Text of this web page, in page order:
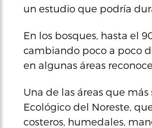
un estudio que podría
En los bosques, hasta el
cambiando poco a poco
en algunas áreas
Una de las áreas que
Ecológico del Noreste,
costeros, humedales,